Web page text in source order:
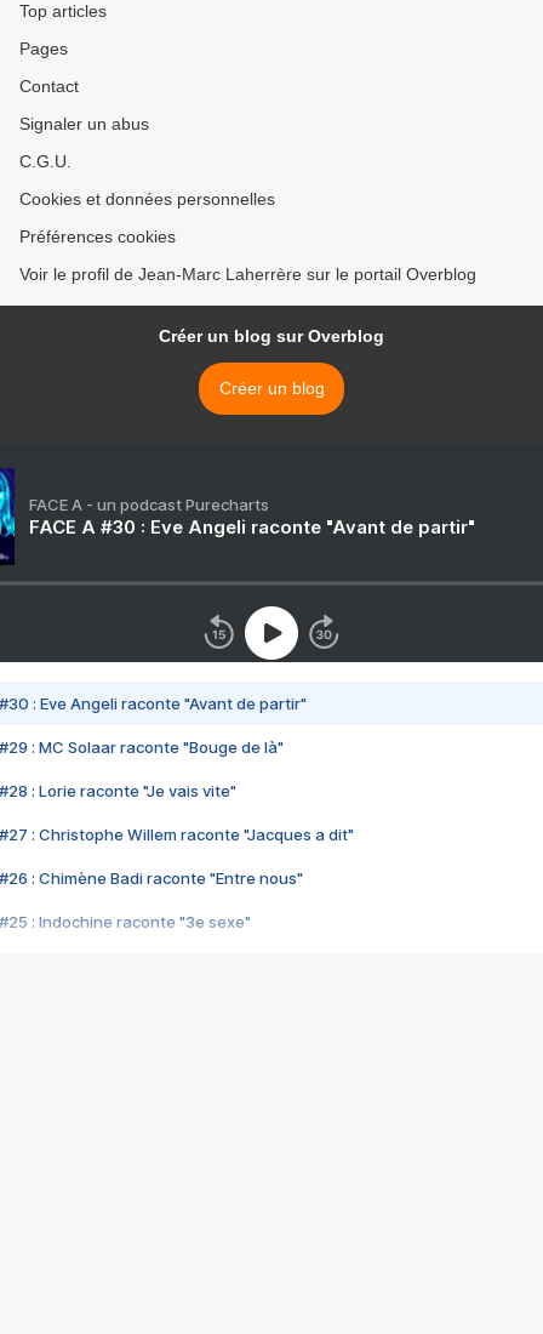
Top articles
Pages
Contact
Signaler un abus
C.G.U.
Cookies et données personnelles
Préférences cookies
Voir le profil de Jean-Marc Laherrère sur le portail Overblog
Créer un blog sur Overblog
Créer un blog
FACE A - un podcast Purecharts
FACE A #30 : Eve Angeli raconte "Avant de partir"
#30 : Eve Angeli raconte "Avant de partir"
#29 : MC Solaar raconte "Bouge de là"
#28 : Lorie raconte "Je vais vite"
#27 : Christophe Willem raconte "Jacques a dit"
#26 : Chimène Badi raconte "Entre nous"
#25 : Indochine raconte "3e sexe"